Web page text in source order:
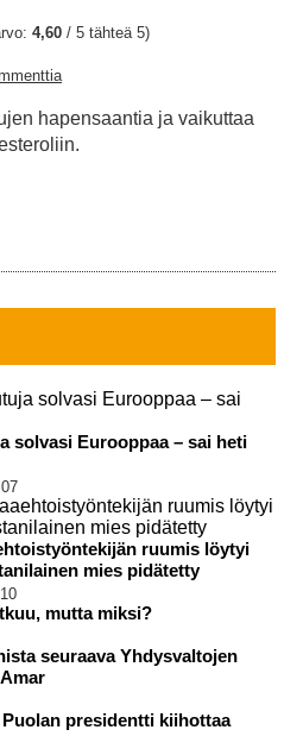
4,60 / 5 tähteä 5)
hapensaantia ja vaikuttaa
solvasi Eurooppaa – sai heti
ruumis löytyi
mies pidätetty
mutta miksi?
seuraava Yhdysvaltojen
presidentti kiihottaa